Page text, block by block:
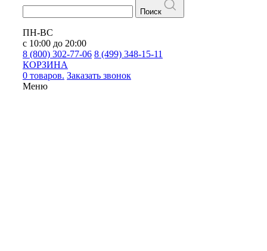
Поиск
ПН-ВС
с 10:00 до 20:00
8 (800) 302-77-06 8 (499) 348-15-11
КОРЗИНА
0 товаров. Заказать звонок
Меню